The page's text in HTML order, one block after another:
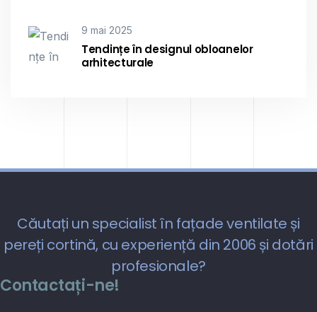
9 mai 2025
Tendințe în designul obloanelor
arhitecturale
Căutați un specialist în fațade ventilate și
pereți cortină, cu experiență din 2006 și dotări
profesionale?
Contactați-ne!